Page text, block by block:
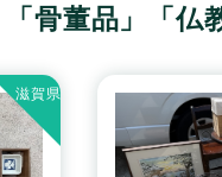
骨董品」「
滋賀県